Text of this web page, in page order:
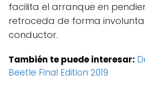
facilita el arranque en
retroceda de forma
conductor.
También te puede interesar:
Beetle Final Edition 2019